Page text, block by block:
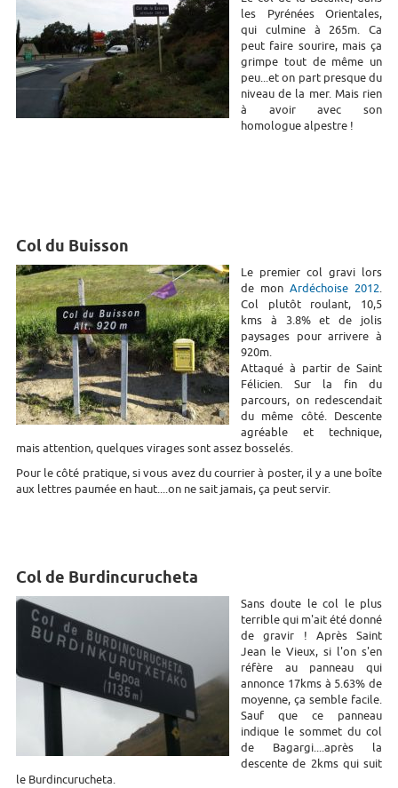
les Pyrénées Orientales,
qui culmine à 265m. Ca
peut faire sourire, mais ça
grimpe tout de même un
peu...et on part presque du
niveau de la mer. Mais rien
à avoir avec son
homologue alpestre !
Col du Buisson
Le premier col gravi lors
de monArdéchoise 2012.
Col plutôt roulant, 10,5
kms à 3.8% et de jolis
paysages pour arrivere à
920m.
Attaqué à partir de Saint
Félicien. Sur la fin du
parcours, on redescendait
du même côté. Descente
agréable et technique,
mais attention, quelques virages sont assez bosselés.
Pour le côté pratique, si vous avez du courrier à poster, il y a une boîte
aux lettres paumée en haut....on ne sait jamais, ça peut servir.
Col de Burdincurucheta
Sans doute le col le plus
terrible qui m'ait été donné
de gravir ! Après Saint
Jean le Vieux, si l'on s'en
réfère au panneau qui
annonce 17kms à 5.63% de
moyenne, ça semble facile.
Sauf que ce panneau
indique le sommet du col
de Bagargi....après la
descente de 2kms qui suit
le Burdincurucheta.